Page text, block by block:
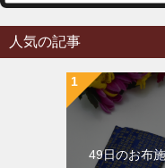
人気の記事
49日のお布